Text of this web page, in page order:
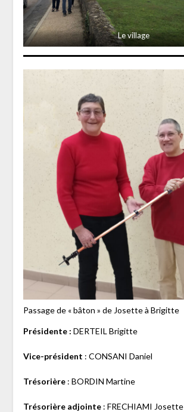
Le village
Passage de « bâton » de Josette à Brigitte
Présidente : DERTEIL Brigitte
Vice-président : CONSANI Daniel
Trésorière: BORDIN Martine
Trésorière adjointe: FRECHIAMI Josette